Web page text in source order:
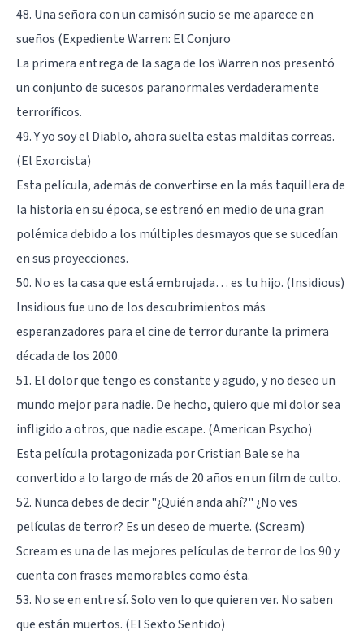
48. Una señora con un camisón sucio se me aparece en
sueños (Expediente Warren: El Conjuro
La primera entrega de la saga de los Warren nos presentó
un conjunto de sucesos paranormales verdaderamente
terroríficos.
49. Y yo soy el Diablo, ahora suelta estas malditas correas.
(El Exorcista)
Esta película, además de convertirse en la más taquillera de
la historia en su época, se estrenó en medio de una gran
polémica debido a los múltiples desmayos que se sucedían
en sus proyecciones.
50. No es la casa que está embrujada… es tu hijo. (Insidious)
Insidious fue uno de los descubrimientos más
esperanzadores para el cine de terror durante la primera
década de los 2000.
51. El dolor que tengo es constante y agudo, y no deseo un
mundo mejor para nadie. De hecho, quiero que mi dolor sea
infligido a otros, que nadie escape. (American Psycho)
Esta película protagonizada por Cristian Bale se ha
convertido a lo largo de más de 20 años en un film de culto.
52. Nunca debes de decir "¿Quién anda ahí?" ¿No ves
películas de terror? Es un deseo de muerte. (Scream)
Scream es una de las mejores películas de terror de los 90 y
cuenta con frases memorables como ésta.
53. No se en entre sí. Solo ven lo que quieren ver. No saben
que están muertos. (El Sexto Sentido)